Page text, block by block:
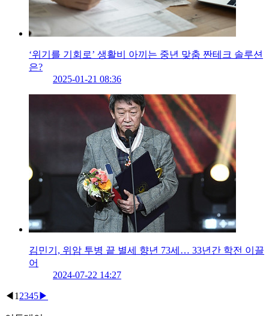
‘위기를 기회로’ 생활비 아끼는 중년 맞춤 짠테크 솔루션
은?
2025-01-21 08:36
김민기, 위암 투병 끝 별세 향년 73세… 33년간 학전 이끌
어
2024-07-22 14:27
◀ 1 2345▶